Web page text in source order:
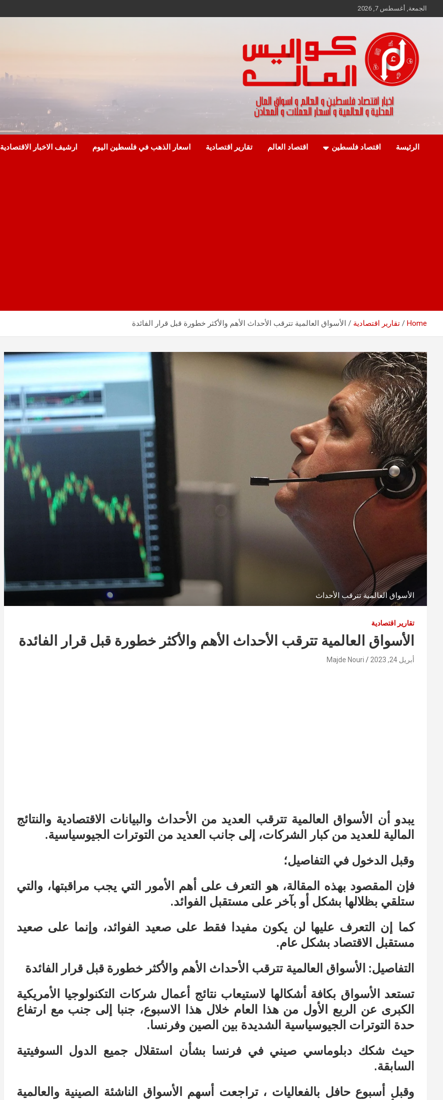
to
الجمعة, أغسطس 7, 2026
كواليس المال
الرئيسة اقتصاد فلسطين اقتصاد العالم تقارير اقتصادية اسعار الذهب في فلسطين اليوم ارشيف الاخبار الاقتصادية
Home تقارير اقتصادية الأسواق العالمية تترقب الأحداث الأهم والأكثر خطورة قبل قرار الفائدة
الأسواق العالمية تترقب الأحداث
تقارير اقتصادية
الأسواق العالمية تترقب الأحداث الأهم والأكثر خطورة قبل قرار الفائدة
أبريل 24, 2023 Majde Nouri
يبدو أن الأسواق العالمية تترقب العديد من الأحداث والبيانات الاقتصادية والنتائج
المالية للعديد من كبار الشركات، إلى جانب العديد من التوترات الجيوسياسية.
وقبل الدخول في التفاصيل؛
فإن المقصود بهذه المقالة، هو التعرف على أهم الأمور التي يجب مراقبتها، والتي
ستلقي بظلالها بشكل أو بآخر على مستقبل الفوائد.
كما إن التعرف عليها لن يكون مفيدا فقط على صعيد الفوائد، وإنما على صعيد
مستقبل الاقتصاد بشكل عام.
التفاصيل: الأسواق العالمية تترقب الأحداث الأهم والأكثر خطورة قبل قرار الفائدة
تستعد الأسواق بكافة أشكالها لاستيعاب نتائج أعمال شركات التكنولوجيا الأمريكية
الكبرى عن الربع الأول من هذا العام خلال هذا الاسبوع، جنبا إلى جنب مع ارتفاع
حدة التوترات الجيوسياسية الشديدة بين الصين وفرنسا.
حيث شكك دبلوماسي صيني في فرنسا بشأن استقلال جميع الدول السوفيتية
السابقة.
وقبل أسبوع حافل بالفعاليات ، تراجعت أسهم الأسواق الناشئة الصينية والعالمية